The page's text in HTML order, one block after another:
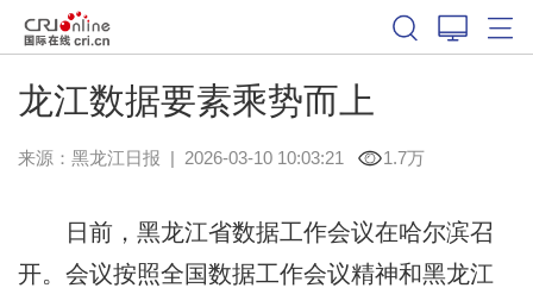
龙江数据要素乘势而上
来源： 黑龙江日报 | 2026-03-10 10:03:21 1.7万
日前，黑龙江省数据工作会议在哈尔滨召
开。会议按照全国数据工作会议精神和黑龙江